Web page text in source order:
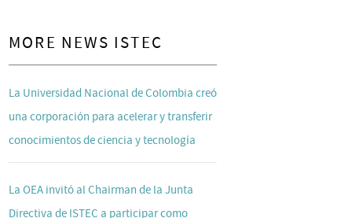
MORE NEWS ISTEC
La Universidad Nacional de Colombia creó
una corporación para acelerar y transferir
conocimientos de ciencia y tecnología
La OEA invitó al Chairman de la Junta
Directiva de ISTEC a participar como